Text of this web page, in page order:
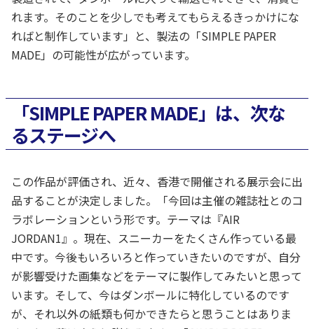
れます。そのことを少しでも考えてもらえるきっかけにな
ればと制作しています」と、製法の「SIMPLE PAPER
MADE」の可能性が広がっています。
「SIMPLE PAPER MADE」は、次な
るステージへ
この作品が評価され、近々、香港で開催される展示会に出
品することが決定しました。「今回は主催の雑誌社とのコ
ラボレーションという形です。テーマは『AIR
JORDAN1』。現在、スニーカーをたくさん作っている最
中です。今後もいろいろと作っていきたいのですが、自分
が影響受けた画集などをテーマに製作してみたいと思って
います。そして、今はダンボールに特化しているのです
が、それ以外の紙類も何かできたらと思うことはありま